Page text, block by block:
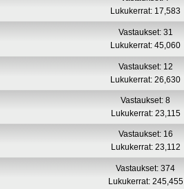
Lukukerrat: 17,583
Vastaukset: 31
Lukukerrat: 45,060
Vastaukset: 12
Lukukerrat: 26,630
Vastaukset: 8
Lukukerrat: 23,115
Vastaukset: 16
Lukukerrat: 23,112
Vastaukset: 374
Lukukerrat: 245,455